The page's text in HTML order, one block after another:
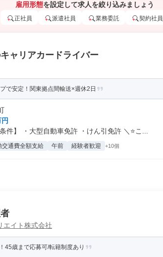
雇用形態を設定して求人を絞り込みましょう
正社員 派遣社員 業務委託 契約社員
ャリアカードライバー
で安定！関東拠点間輸送×週休2日
件】 ・大型自動車免許 ・けん引免許 ＼⭐こ...
交通費全額支給 午前 経験者歓迎 +10個
エイト株式会社
45歳まで応募可/転籍制度あり